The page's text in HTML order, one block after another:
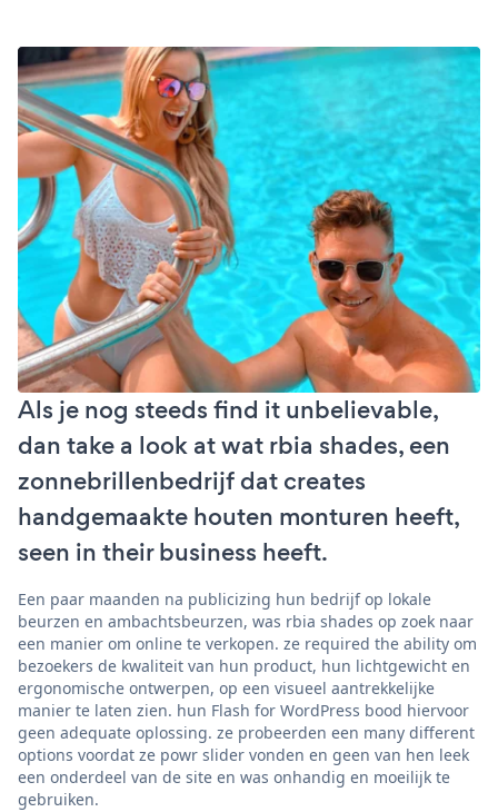
Als je nog steeds find it unbelievable,
dan take a look at wat rbia shades, een
zonnebrillenbedrijf dat creates
handgemaakte houten monturen heeft,
seen in their business heeft.
Een paar maanden na publicizing hun bedrijf op lokale
beurzen en ambachtsbeurzen, was rbia shades op zoek naar
een manier om online te verkopen. ze required the ability om
bezoekers de kwaliteit van hun product, hun lichtgewicht en
ergonomische ontwerpen, op een visueel aantrekkelijke
manier te laten zien. hun Flash for WordPress bood hiervoor
geen adequate oplossing. ze probeerden een many different
options voordat ze powr slider vonden en geen van hen leek
een onderdeel van de site en was onhandig en moeilijk te
gebruiken.